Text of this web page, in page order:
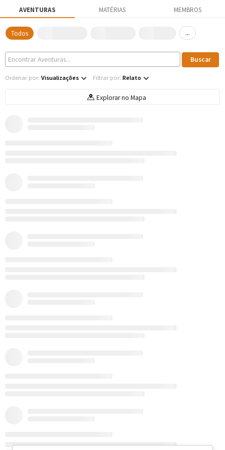
AVENTURAS MATÉRIAS MEMBROS
Todos ...
Ordenar por: Visualizações Filtrar por: Relato
Explorar no Mapa